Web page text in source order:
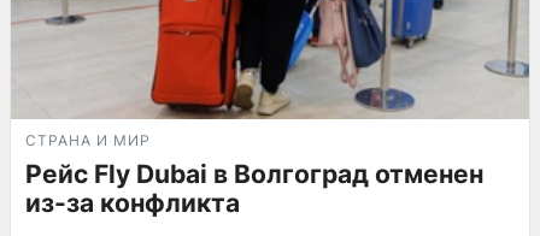
СТРАНА И МИР
Рейс Fly Dubai в Волгоград отменен
из-за конфликта